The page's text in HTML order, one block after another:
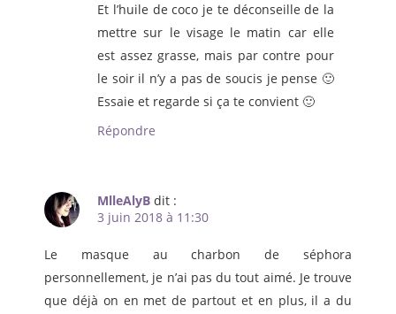
Et l’huile de coco je te déconseille de la
mettre sur le visage le matin car elle
est assez grasse, mais par contre pour
le soir il n’y a pas de soucis je pense 🙂
Essaie et regarde si ça te convient 🙂
Répondre
MlleAlyB dit :
3 juin 2018 à 11:30
Le masque au charbon de séphora
personnellement, je n’ai pas du tout aimé. Je trouve
que déjà on en met de partout et en plus, il a du